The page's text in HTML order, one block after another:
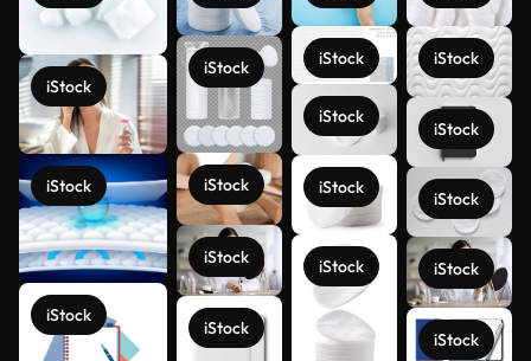
iStock
iStock
iStock
iStock
iStock
iStock
iStock
iStock
iStock
iStock
iStock
iStock
iStock
iStock
iStock
iStock